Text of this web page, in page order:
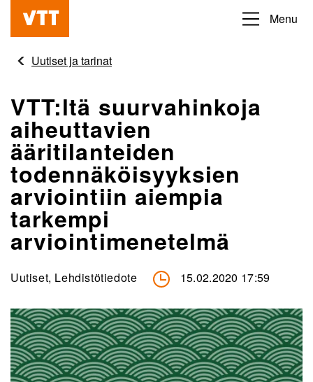
Hyppää
pääsisältöön
Beyond
obvious
Menu
Uutiset ja tarinat
VTT:ltä suurvahinkoja
aiheuttavien
ääritilanteiden
todennäköisyyksien
arviointiin aiempia
tarkempi
arviointimenetelmä
Uutiset, Lehdistötiedote 15.02.2020 17:59